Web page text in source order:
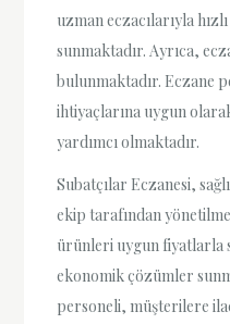
uzman eczacılarıyla
sunmaktadır. Ayrıca,
bulunmaktadır. Eczane
ihtiyaçlarına uygun
yardımcı olmaktadır.
Subatçılar Eczanesi,
ekip tarafından
ürünleri uygun fiyatlarla
ekonomik çözümler
personeli, müşterilere